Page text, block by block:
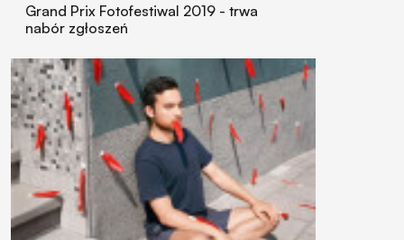
Grand Prix Fotofestiwal 2019 - trwa
nabór zgłoszeń